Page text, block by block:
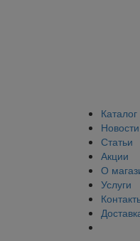
Каталог
Новости
Статьи
Акции
О
Услуги